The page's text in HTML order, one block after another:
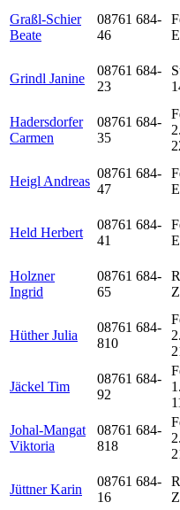
Graßl-Schier
Beate
08761 684-
46
Grindl Janine
08761 684-
23
Hadersdorfer
Carmen
08761 684-
35
Heigl Andreas
08761 684-
47
Held Herbert
08761 684-
41
Holzner
Ingrid
08761 684-
65
Hüther Julia
08761 684-
810
Jäckel Tim
08761 684-
92
Johal-Mangat
Viktoria
08761 684-
818
Jüttner Karin
08761 684-
16